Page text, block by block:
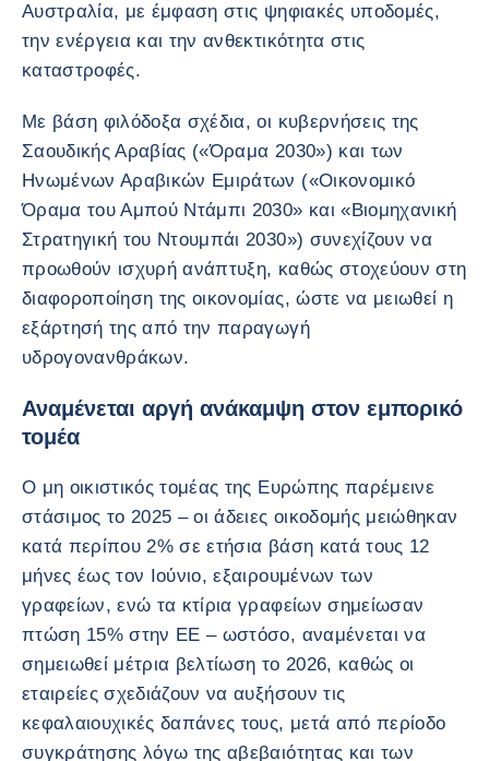
Αυστραλία, με έμφαση στις ψηφιακές υποδομές,
την ενέργεια και την ανθεκτικότητα στις
καταστροφές.
Με βάση φιλόδοξα σχέδια, οι κυβερνήσεις της
Σαουδικής Αραβίας («Όραμα 2030») και των
Ηνωμένων Αραβικών Εμιράτων («Οικονομικό
Όραμα του Αμπού Ντάμπι 2030» και «Βιομηχανική
Στρατηγική του Ντουμπάι 2030») συνεχίζουν να
προωθούν ισχυρή ανάπτυξη, καθώς στοχεύουν στη
διαφοροποίηση της οικονομίας, ώστε να μειωθεί η
εξάρτησή της από την παραγωγή
υδρογονανθράκων.
Αναμένεται αργή ανάκαμψη στον εμπορικό
τομέα
Ο μη οικιστικός τομέας της Ευρώπης παρέμεινε
στάσιμος το 2025 – οι άδειες οικοδομής μειώθηκαν
κατά περίπου 2% σε ετήσια βάση κατά τους 12
μήνες έως τον Ιούνιο, εξαιρουμένων των
γραφείων, ενώ τα κτίρια γραφείων σημείωσαν
πτώση 15% στην ΕΕ – ωστόσο, αναμένεται να
σημειωθεί μέτρια βελτίωση το 2026, καθώς οι
εταιρείες σχεδιάζουν να αυξήσουν τις
κεφαλαιουχικές δαπάνες τους, μετά από περίοδο
συγκράτησης λόγω της αβεβαιότητας και των